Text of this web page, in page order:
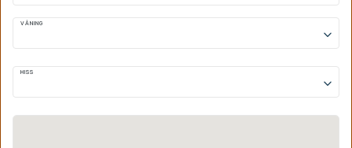
VÅNING
keyboard_arrow_down
HISS
keyboard_arrow_down